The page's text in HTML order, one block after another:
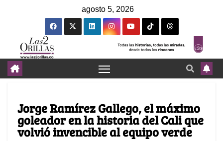
agosto 5, 2026
Jorge Ramírez Gallego, el máximo
goleador en la historia del Cali que
volvió invencible al equipo verde